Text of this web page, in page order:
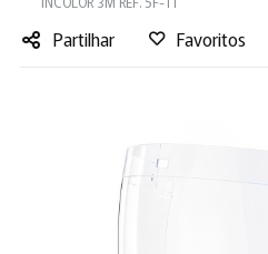
Partilhar
Favoritos